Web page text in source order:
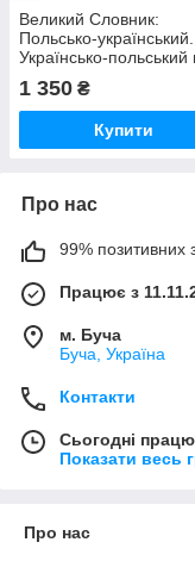
Великий Словник:
Польсько-український.
Українсько-польський
Бусела Б/У
1 350 ₴
Купити
Про нас
99% позитивних з
Працює з
м. Буча
Буча, Україна
Контакти
Сьогодні
Показати весь
Про нас